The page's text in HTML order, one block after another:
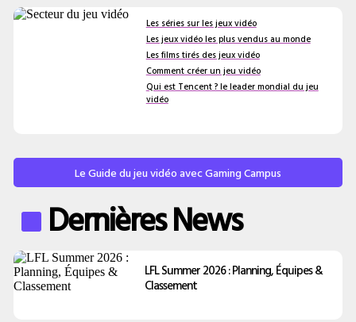
Les séries sur les jeux vidéo
Les jeux vidéo les plus vendus au monde
Les films tirés des jeux vidéo
Comment créer un jeu vidéo
Qui est Tencent ? le leader mondial du jeu
vidéo
Le Guide du jeu vidéo avec Gaming Campus
Dernières News
LFL Summer 2026 : Planning, Équipes &
Classement